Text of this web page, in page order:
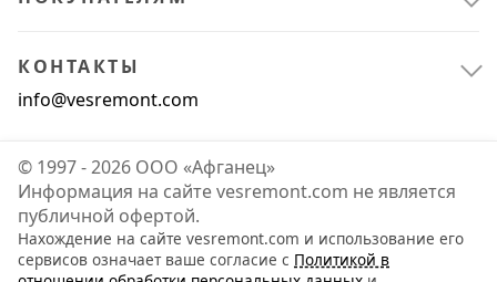
КОНТАКТЫ
info@vesremont.com
© 1997 - 2026 ООО «Афганец»
Информация на сайте vesremont.com не является
публичной офертой.
Нахождение на сайте vesremont.com и использование его
сервисов означает ваше согласие с Политикой в